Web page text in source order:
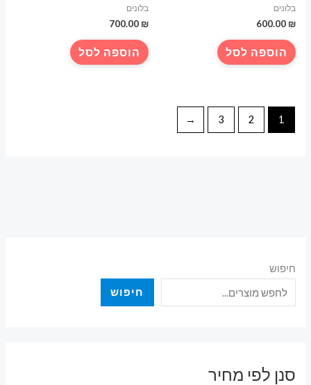
חיפוש
חיפוש
סנן לפי מחיר
בלונים
600.00 ₪
הוספה לסל
בלונים
700.00 ₪
הוספה לסל
1
2
3
←